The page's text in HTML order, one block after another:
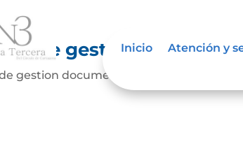
Inicio Atención y
de gestión
gestion documentalDescarga